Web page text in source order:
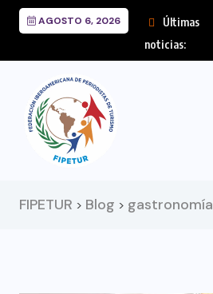
AGOSTO 6, 2026
Últimas
noticias:
FIPETUR > Blog > gastronomía